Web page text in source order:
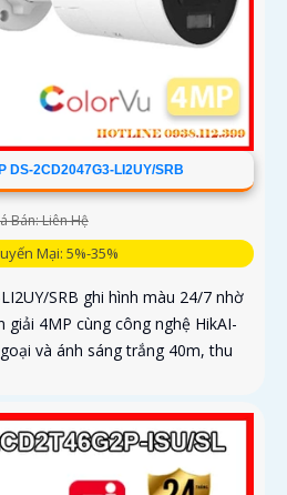
DS-2CD2047G3-LI2UY/SRB
Bán: Liên Hệ
Mại: 5%-35%
SRB ghi hình màu 24/7 nhờ
4MP cùng công nghệ HikAI-
và ánh sáng trắng 40m, thu